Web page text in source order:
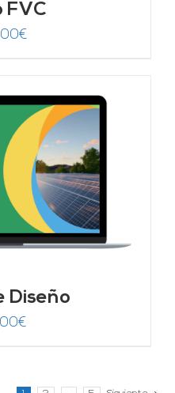
FVC
€
Diseño
€